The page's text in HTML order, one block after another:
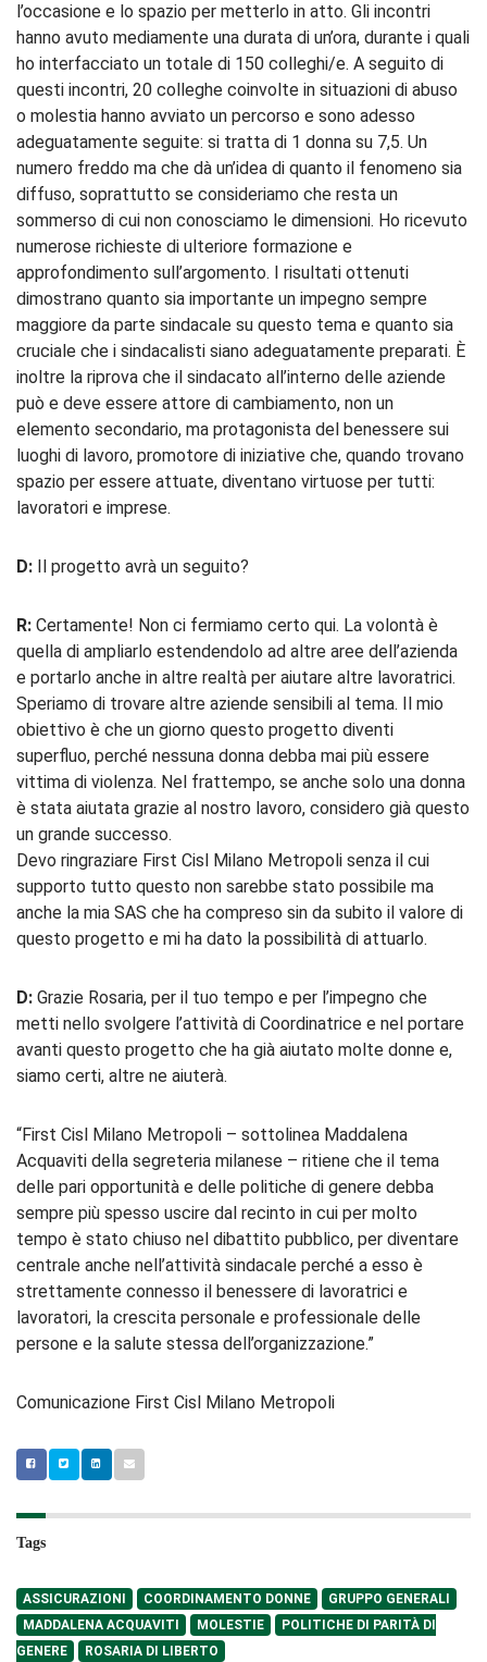
l’occasione e lo spazio per metterlo in atto. Gli incontri
hanno avuto mediamente una durata di un’ora, durante i quali
ho interfacciato un totale di 150 colleghi/e. A seguito di
questi incontri, 20 colleghe coinvolte in situazioni di abuso
o molestia hanno avviato un percorso e sono adesso
adeguatamente seguite: si tratta di 1 donna su 7,5. Un
numero freddo ma che dà un’idea di quanto il fenomeno sia
diffuso, soprattutto se consideriamo che resta un
sommerso di cui non conosciamo le dimensioni. Ho ricevuto
numerose richieste di ulteriore formazione e
approfondimento sull’argomento. I risultati ottenuti
dimostrano quanto sia importante un impegno sempre
maggiore da parte sindacale su questo tema e quanto sia
cruciale che i sindacalisti siano adeguatamente preparati. È
inoltre la riprova che il sindacato all’interno delle aziende
può e deve essere attore di cambiamento, non un
elemento secondario, ma protagonista del benessere sui
luoghi di lavoro, promotore di iniziative che, quando trovano
spazio per essere attuate, diventano virtuose per tutti:
lavoratori e imprese.
D: Il progetto avrà un seguito?
R: Certamente! Non ci fermiamo certo qui. La volontà è
quella di ampliarlo estendendolo ad altre aree dell’azienda
e portarlo anche in altre realtà per aiutare altre lavoratrici.
Speriamo di trovare altre aziende sensibili al tema. Il mio
obiettivo è che un giorno questo progetto diventi
superfluo, perché nessuna donna debba mai più essere
vittima di violenza. Nel frattempo, se anche solo una donna
è stata aiutata grazie al nostro lavoro, considero già questo
un grande successo.
Devo ringraziare First Cisl Milano Metropoli senza il cui
supporto tutto questo non sarebbe stato possibile ma
anche la mia SAS che ha compreso sin da subito il valore di
questo progetto e mi ha dato la possibilità di attuarlo.
D: Grazie Rosaria, per il tuo tempo e per l’impegno che
metti nello svolgere l’attività di Coordinatrice e nel portare
avanti questo progetto che ha già aiutato molte donne e,
siamo certi, altre ne aiuterà.
“First Cisl Milano Metropoli – sottolinea Maddalena
Acquaviti della segreteria milanese – ritiene che il tema
delle pari opportunità e delle politiche di genere debba
sempre più spesso uscire dal recinto in cui per molto
tempo è stato chiuso nel dibattito pubblico, per diventare
centrale anche nell’attività sindacale perché a esso è
strettamente connesso il benessere di lavoratrici e
lavoratori, la crescita personale e professionale delle
persone e la salute stessa dell’organizzazione.”
Comunicazione First Cisl Milano Metropoli
Tags
ASSICURAZIONI COORDINAMENTO DONNE
GRUPPO GENERALI
MADDALENA ACQUAVITI
MOLESTIE
POLITICHE DI PARITÀ DI
GENERE
ROSARIA DI LIBERTO